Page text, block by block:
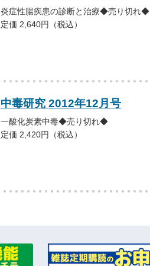
炎症性腸疾患の診断と治療◆売り切れ◆
定価 2,640円（税込）
中毒研究 2012年12月号
一酸化炭素中毒◆売り切れ◆
定価 2,420円（税込）